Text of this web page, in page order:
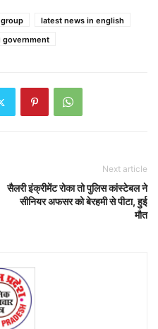
latest news in english
government
Next article
सैलरी इंक्रीमेंट रोका तो पुलिस कांस्टेबल ने
सीनियर अफसर को बेरहमी से पीटा, हुई
मौत